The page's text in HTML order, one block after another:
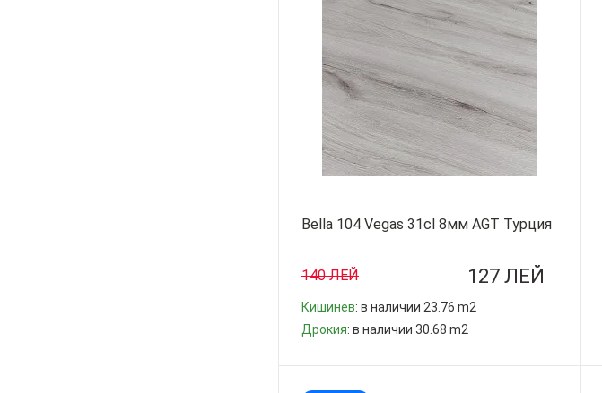
Bella 104 Vegas 31cl 8мм AGT Турция
127 ЛЕЙ
140 ЛЕЙ
Кишинев: в наличии 23.76 m2
Дрокия: в наличии 30.68 m2